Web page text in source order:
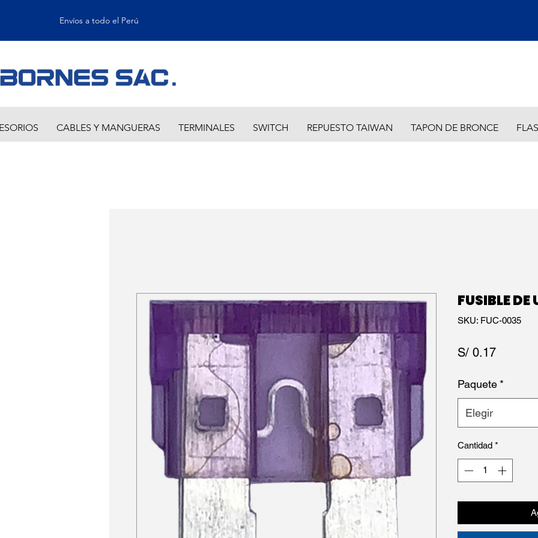
CABLES Y MANGUERAS TERMINALES SWITCH REPUESTO TAIWAN TAPON DE BRONCE
Envíos a todo el Perú
FUSIBLE
SKU: FUC-0035
S/ 0.17Precio
Paquete *
Elegir
Cantidad *